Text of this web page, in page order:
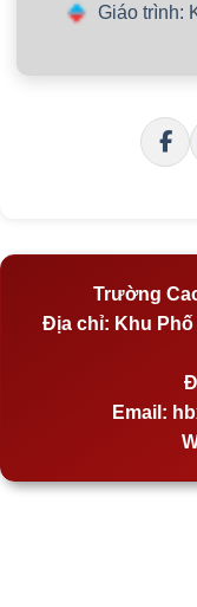
Giáo trình:
Trường
Địa chỉ: Khu
Email: